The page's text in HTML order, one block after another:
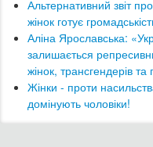
Альтернативний звіт
жінок готує
Аліна Ярославська:
залишається
жінок, трансгендерів
Жінки - проти
домінують чоловіки!